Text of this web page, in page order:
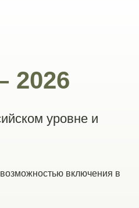
2026
уровне и
включения в